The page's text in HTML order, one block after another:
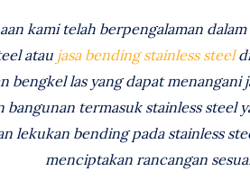
kami telah berpengalaman
atau jasa bending stainless steeldi
bengkel las yang dapat
bangunan termasuk stainless steel
lekukan bending pada stainless
menciptakan rancangan